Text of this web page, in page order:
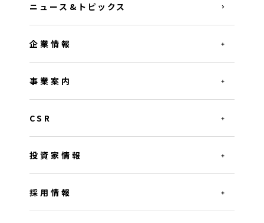
ニュース&トピックス
企業情報
事業案内
CSR
投資家情報
採用情報